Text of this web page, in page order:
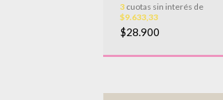
3 cuotas sin interés de
$9.633,33
$28.900